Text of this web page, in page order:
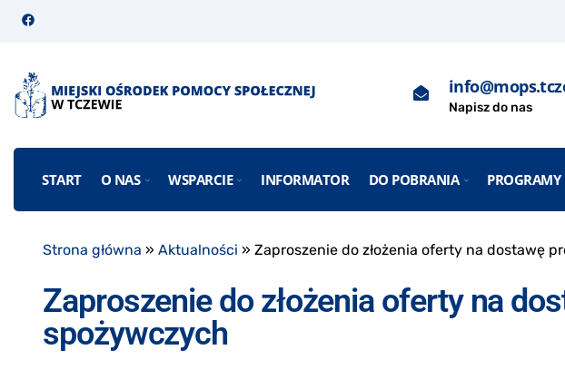
Napisz do nas
START O NAS WSPARCIE INFORMATOR DO POBRANIA PROGRAMY
Strona główna » Aktualności » Zaproszenie do złożenia oferty na dostawę
Zaproszenie do złożenia oferty na
spożywczych